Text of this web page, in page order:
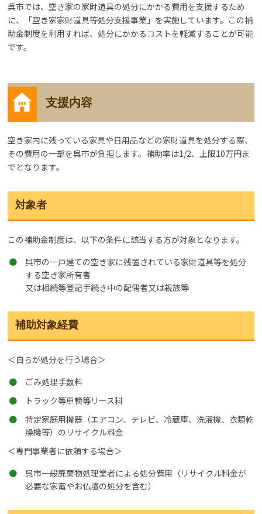
呉市では、空き家の家財道具の処分にかかる費用を支援するため
に、「空き家家財道具等処分支援事業」を実施しています。この補
助金制度を利用すれば、処分にかかるコストを軽減することが可能
です。
支援内容
空き家内に残っている家具や日用品などの家財道具を処分する際、
その費用の一部を呉市が負担します。補助率は1/2、上限10万円ま
でとなります。
対象者
この補助金制度は、以下の条件に該当する方が対象となります。
呉市の一戸建ての空き家に残置されている家財道具等を処分
する空き家所有者
又は相続等登記手続き中の配偶者又は親族等
補助対象経費
＜自らが処分を行う場合＞
ごみ処理手数料
トラック等車輌等リース料
特定家庭用機器（エアコン、テレビ、冷蔵庫、洗濯機、衣類乾
燥機等）のリサイクル料金
＜専門事業者に依頼する場合＞
呉市一般廃棄物処理業者による処分費用（リサイクル料金が
必要な家電やお仏壇の処分を含む）